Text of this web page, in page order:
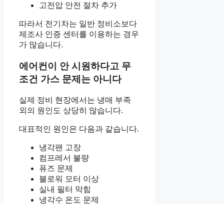
고전압 안전 절차 추가
따라서 전기차는 일반 정비소보다
제조사 인증 센터를 이용하는 경우
가 많습니다.
에어컨이 안 시원하다고 무
조건 가스 문제는 아니다
실제 정비 현장에서는 냉매 부족
외의 원인도 상당히 많습니다.
대표적인 원인은 다음과 같습니다.
냉각팬 고장
컴프레서 불량
퓨즈 문제
블로워 모터 이상
실내 필터 막힘
냉각수 온도 문제